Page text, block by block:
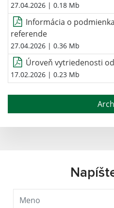
27.04.2026 | 0.18 Mb
Informácia o
referende
27.04.2026 | 0.36 Mb
Úroveň vytriedenosti
17.02.2026 | 0.23 Mb